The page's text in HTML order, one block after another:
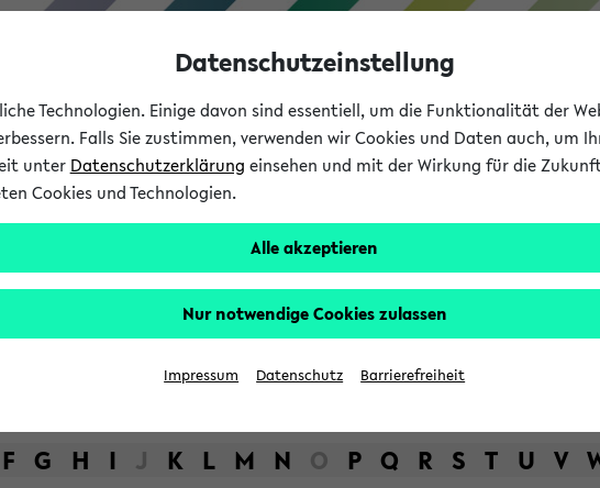
Studium
der Universität Bielefeld
F G H I J K L M N O P Q R S T U V
Datenschutzeinstellung
Technologien. Einige davon sind essentiell, um die Funktionalität der
Falls Sie zustimmen, verwenden wir Cookies und Daten auch, um
unter Datenschutzerklärung einsehen und mit der Wirkung für die
Cookies und Technologien.
Alle akzeptieren
Nur notwendige Cookies zulassen
Impressum Datenschutz Barrierefreiheit